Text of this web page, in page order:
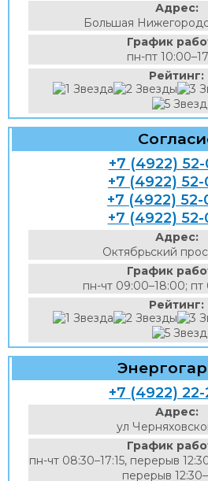
Адрес:
Большая
График
пн-пт
Рейтинг:
+7 (4922)
+7 (4922)
+7 (4922)
+7 (4922)
Адрес:
Октябрьский
График
пн-чт 09:00–18:00; пт
Рейтинг:
+7 (4922)
Адрес:
ул
График
пн-чт 08:30–17:15, перерыв
перерыв